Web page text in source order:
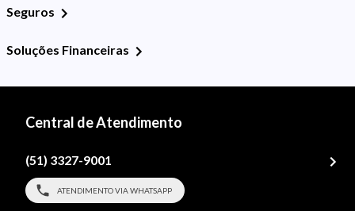
Seguros
Soluções Financeiras
Central de Atendimento
(51) 3327-9001
ATENDIMENTO VIA WHATSAPP